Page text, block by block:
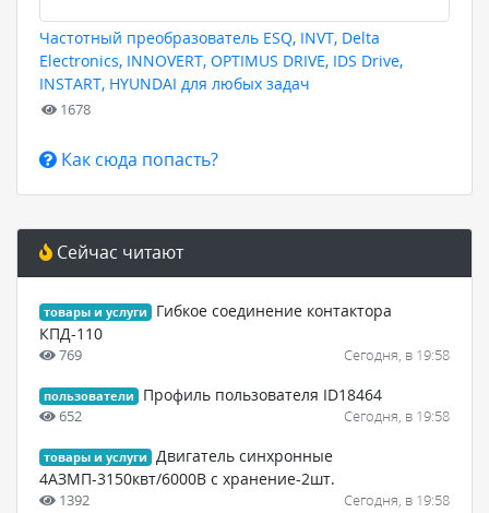
Частотный преобразователь ESQ, INVT, Delta
Electronics, INNOVERT, OPTIMUS DRIVE, IDS Drive,
INSTART, HYUNDAI для любых задач
1678
Как сюда попасть?
Сейчас читают
товары и услуги
Гибкое соединение контактора
КПД-110
769 Сегодня, в 19:58
пользователи Профиль пользователя ID18464
652 Сегодня, в 19:58
товары и услуги
Двигатель синхронные
4АЗМП-3150квт/6000В с хранение-2шт.
1392 Сегодня, в 19:58